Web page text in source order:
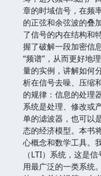
章的时域信号，在频
的正弦和余弦波的叠
了信号的内在结构和
握了破解一段加密信
“频谱”，从而更好地
量的实例，讲解如何
析在信号去噪、压缩
的规律：信息的处理
系统是处理、修改或
单的滤波器，也可以
态的经济模型。本书
心概念和数学工具。
（LTI）系统，这是
用最广泛的一类系统